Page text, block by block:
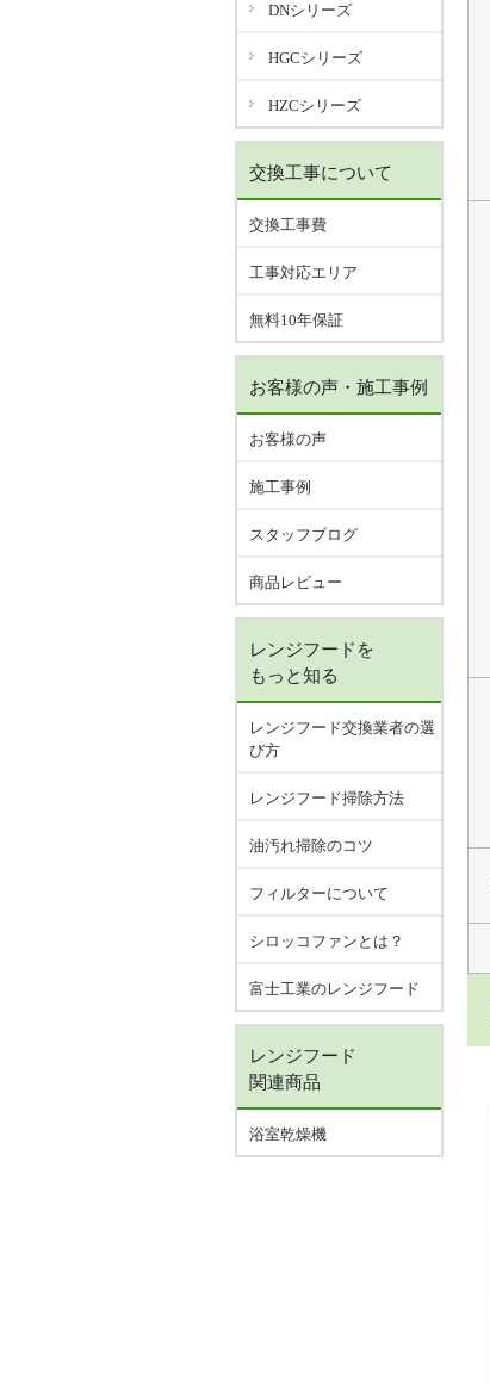
DNシリーズ
HGCシリーズ
HZCシリーズ
交換工事について
交換工事費
工事対応エリア
無料10年保証
お客様の声・施工事例
お客様の声
施工事例
スタッフブログ
商品レビュー
レンジフードを
もっと知る
レンジフード交換業者の選
び方
レンジフード掃除方法
油汚れ掃除のコツ
フィルターについて
シロッコファンとは？
富士工業のレンジフード
レンジフード
関連商品
浴室乾燥機